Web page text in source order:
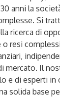
anni la
Si
ricerca di
resi
mercato. Il
e di esperti in
solida base